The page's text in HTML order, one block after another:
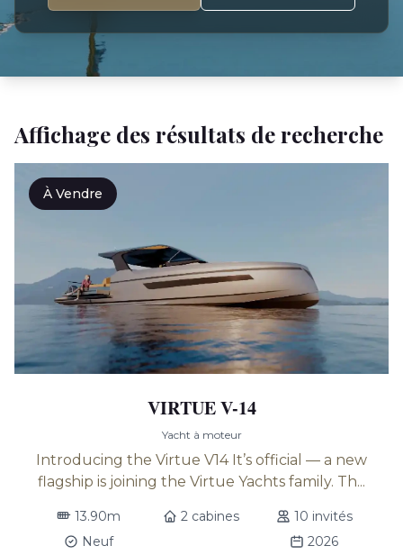
Affichage des résultats de recherche
À Vendre
VIRTUE V-14
Yacht à moteur
Introducing the Virtue V14 It’s official — a new
flagship is joining the Virtue Yachts family. Th...
13.90m 2 cabines
10 invités
Neuf
2026